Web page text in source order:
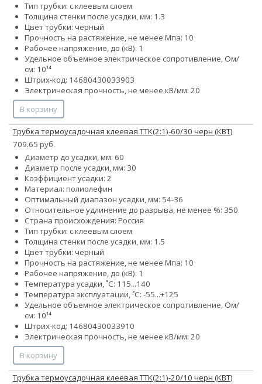
Тип трубки: с клеевым слоем
Толщина стенки после усадки, мм: 1.3
Цвет трубки: черный
Прочность на растяжение, не менее Мпа: 10
Рабочее напряжение, до (кВ): 1
Удельное объемное электрическое сопротивление, Ом/
см: 10¹⁴
Штрих-код: 14680430033903
Электрическая прочность, не менее кВ/мм: 20
В корзину
Трубка термоусадочная клеевая ТТК(2:1)-60/30 черн (КВТ)
709.65 руб.
Диаметр до усадки, мм: 60
Диаметр после усадки, мм: 30
Коэффициент усадки: 2
Материал: полиолефин
Оптимальный диапазон усадки, мм: 54-36
Относительное удлинение до разрыва, не менее %: 350
Страна происхождения: Россия
Тип трубки: с клеевым слоем
Толщина стенки после усадки, мм: 1.5
Цвет трубки: черный
Прочность на растяжение, не менее Мпа: 10
Рабочее напряжение, до (кВ): 1
Температура усадки, ˚С: 115...140
Температура эксплуатации, ˚С: -55...+125
Удельное объемное электрическое сопротивление, Ом/
см: 10¹⁴
Штрих-код: 14680430033910
Электрическая прочность, не менее кВ/мм: 20
В корзину
Трубка термоусадочная клеевая ТТК(2:1)-20/10 черн (КВТ)